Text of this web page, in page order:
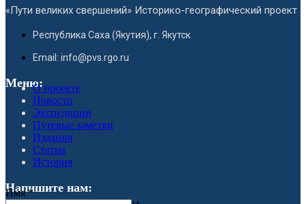
«Пути великих свершений» Историко-географический проект
Республика Саха (Якутия), г. Якутск
Email: info@pvs.rgo.ru
Меню:О проекте
Новости
Экспедиции
Путевые заметки
Издания
Статьи
История
Напишите нам:
Имя*